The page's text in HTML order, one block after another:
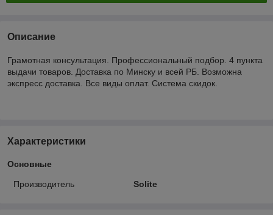
Описание
Грамотная консультация. Профессиональный подбор. 4 пункта
выдачи товаров. Доставка по Минску и всей РБ. Возможна
экспресс доставка. Все виды оплат. Система скидок.
Характеристики
Основные
Производитель Solite